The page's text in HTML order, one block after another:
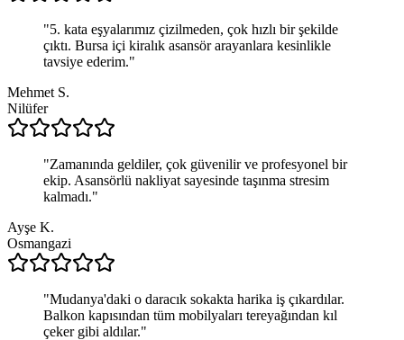
"5. kata eşyalarımız çizilmeden, çok hızlı bir şekilde
çıktı. Bursa içi kiralık asansör arayanlara kesinlikle
tavsiye ederim."
Mehmet S.
Nilüfer
"Zamanında geldiler, çok güvenilir ve profesyonel bir
ekip. Asansörlü nakliyat sayesinde taşınma stresim
kalmadı."
Ayşe K.
Osmangazi
"Mudanya'daki o daracık sokakta harika iş çıkardılar.
Balkon kapısından tüm mobilyaları tereyağından kıl
çeker gibi aldılar."